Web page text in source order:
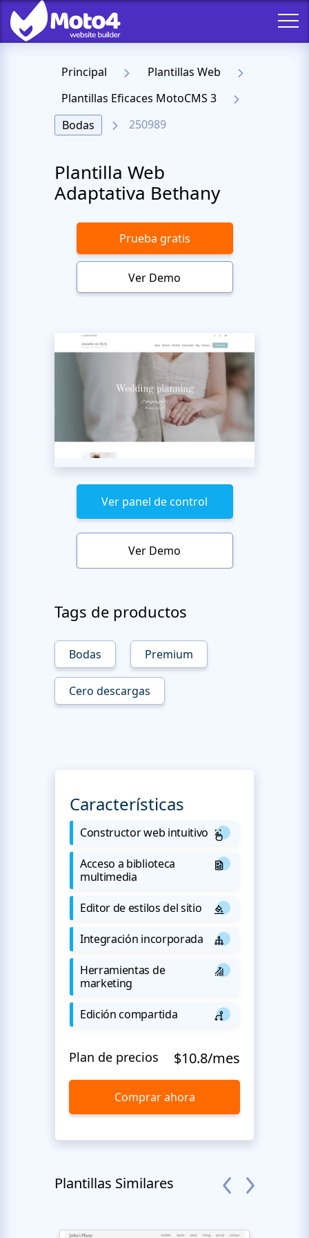
Principal
Plantillas Web
Plantillas Eficaces MotoCMS 3
Bodas
250989
Plantilla Web
Adaptativa Bethany
Prueba gratis
Ver Demo
Ver panel de control
Ver Demo
Tags de productos
Bodas Premium
Cero descargas
Características
Constructor web intuitivo
Acceso a biblioteca
multimedia
Editor de estilos del sitio
Integración incorporada
Herramientas de
marketing
Edición compartida
Plan de precios $10.8/mes
Comprar ahora
Plantillas Similares